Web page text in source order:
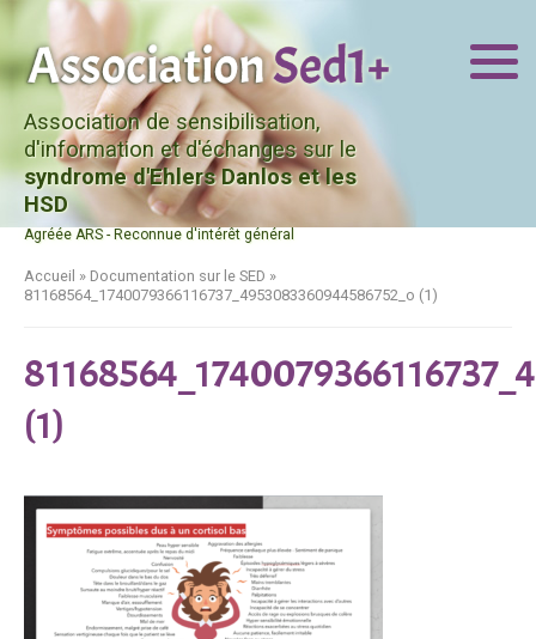
Association de sensibilisation,
d'information et d'échanges sur le
syndrome d'Ehlers Danlos et les
HSD
Agréée ARS - Reconnue d'intérêt général
Accueil » Documentation sur le SED »
81168564_1740079366116737_4953083360944586752_o (1)
(1)